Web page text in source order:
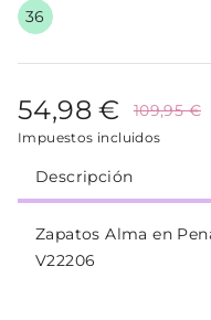
36
54,98 € 109,95 €
Impuestos incluidos
Descripción
Zapatos Alma en
V22206